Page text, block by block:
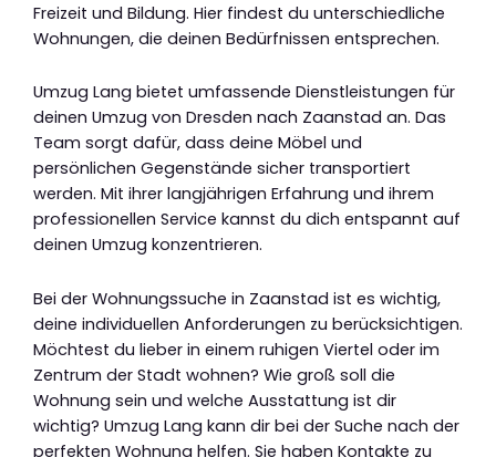
Freizeit und Bildung. Hier findest du unterschiedliche
Wohnungen, die deinen Bedürfnissen entsprechen.
Umzug Lang bietet umfassende Dienstleistungen für
deinen Umzug von Dresden nach Zaanstad an. Das
Team sorgt dafür, dass deine Möbel und
persönlichen Gegenstände sicher transportiert
werden. Mit ihrer langjährigen Erfahrung und ihrem
professionellen Service kannst du dich entspannt auf
deinen Umzug konzentrieren.
Bei der Wohnungssuche in Zaanstad ist es wichtig,
deine individuellen Anforderungen zu berücksichtigen.
Möchtest du lieber in einem ruhigen Viertel oder im
Zentrum der Stadt wohnen? Wie groß soll die
Wohnung sein und welche Ausstattung ist dir
wichtig? Umzug Lang kann dir bei der Suche nach der
perfekten Wohnung helfen. Sie haben Kontakte zu